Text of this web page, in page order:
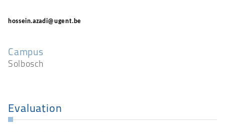
hossein.azadi@ugent.be
Campus
Solbosch
Evaluation